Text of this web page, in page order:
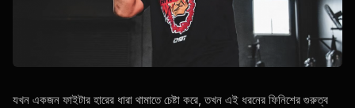
যখন একজন ফাইটার হারের ধারা থামাতে চেষ্টা করে, তখন এই ধরনের ফিনিশের গুরুত্ব